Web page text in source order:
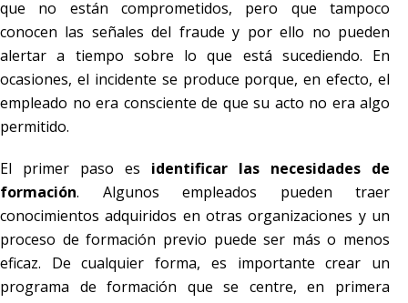
que no están comprometidos, pero que tampoco
conocen las señales del fraude y por ello no pueden
alertar a tiempo sobre lo que está sucediendo. En
ocasiones, el incidente se produce porque, en efecto, el
empleado no era consciente de que su acto no era algo
permitido.
El primer paso es identificar las necesidades de
formación. Algunos empleados pueden traer
conocimientos adquiridos en otras organizaciones y un
proceso de formación previo puede ser más o menos
eficaz. De cualquier forma, es importante crear un
programa de formación que se centre, en primera